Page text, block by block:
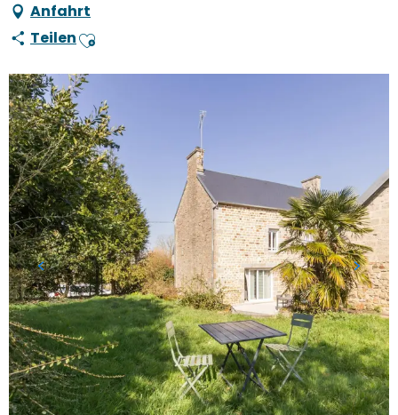
Anfahrt
TeilenAjouter aux favoris